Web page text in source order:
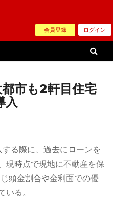
会員登録 ログイン
市も2軒目住宅
入
る際に、過去にローンを
現時点で現地に不動産を保
頭金割合や金利面での優
る。